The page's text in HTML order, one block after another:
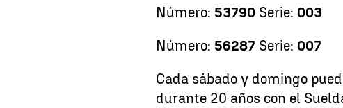
Número: 53790 Serie: 003
Número: 56287 Serie: 007
Cada sábado y domingo
durante 20 años con el